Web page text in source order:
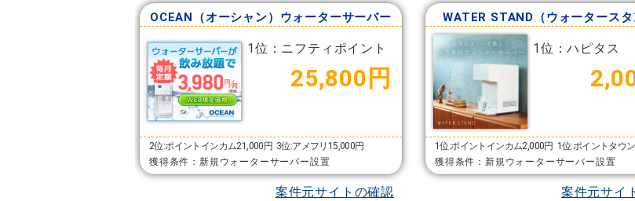
OCEAN（オーシャン）ウォーターサーバー
1位：ニフティポイント
25,800円
2位:ポイントインカム21,000円 3位:アメフリ15,000円
獲得条件：新規ウォーターサーバー設置
案件元サイトの確認
WATER STAND（ウォータースタ
1位：ハピタス
1位:ポイントインカム2,000円 1位:ポイントタウ
獲得条件：新規ウォーターサーバー設置
案件元サイ